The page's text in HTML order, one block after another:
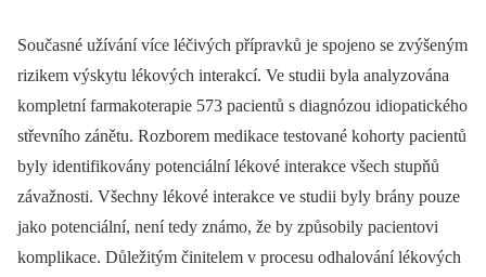
Současné užívání více léčivých přípravků je spojeno se zvýšeným
rizikem výskytu lékových interakcí. Ve studii byla analyzována
kompletní farmakoterapie 573 pacientů s diagnózou idiopatického
střevního zánětu. Rozborem medikace testované kohorty pacientů
byly identifikovány potenciální lékové interakce všech stupňů
závažnosti. Všechny lékové interakce ve studii byly brány pouze
jako potenciální, není tedy známo, že by způsobily pacientovi
komplikace. Důležitým činitelem v procesu odhalování lékových